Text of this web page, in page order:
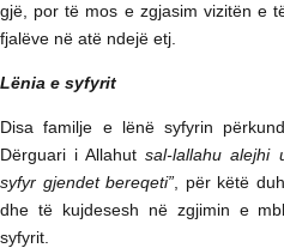
gjë, por të mos e zgjasim vizitën e
fjalëve në atë ndejë etj.
Lënia e syfyrit
Disa familje e lënë syfyrin
Dërguari i Allahutsal-lallahu alejhi
syfyr gjendet bereqeti” , për këtë
dhe të kujdesesh në zgjimin e
syfyrit.